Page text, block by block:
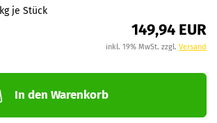
kg je Stück
149,94 EUR
inkl. 19% MwSt. zzgl. Versand
In den Warenkorb